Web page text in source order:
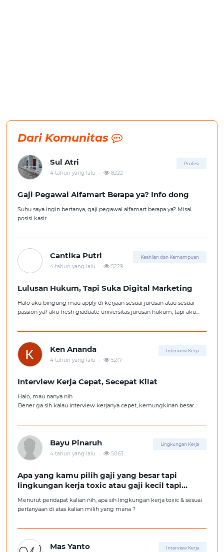
Dari Komunitas
Sul Atri Profesi
4 tahun yang lalu . 8222
Gaji Pegawai Alfamart Berapa ya? Info dong
Suhu saya ingin bertanya, gaji pegawai alfamart berapa ya? Misal
posisi kasir.
Cantika Putri Keahlian dan Kemampuan
4 tahun yang lalu . 5229
Lulusan Hukum, Tapi Suka Digital Marketing
Halo aku bingung mau apply di kerjaan sesuai jurusan atau sesuai
passion ya? aku fresh graduate universitas jurusan hukum, tapi aku
aku ambil kerjaan sesuai jurusan.
Ken Ananda Interview Kerja
4 tahun yang lalu . 5217
Interview Kerja Cepat, Secepat Kilat
Halo, mau nanya nih
Bener ga sih kalau interview kerjanya cepet, kemungkinan besar
Tolong pencerahannya dong kakak-kakak semua, soalnya aku fresh
Bayu Pinaruh Lingkungan Kerja
4 tahun yang lalu . 5063
Apa yang kamu pilih gaji yang besar tapi
lingkungan kerja toxic atau gaji kecil tapi
Menurut pendapat kalian nih, apa sih lingkungan kerja toxic & sesuai
pertanyaan di atas kalian milih yang mana ?
Mas Yanto Interview Kerja